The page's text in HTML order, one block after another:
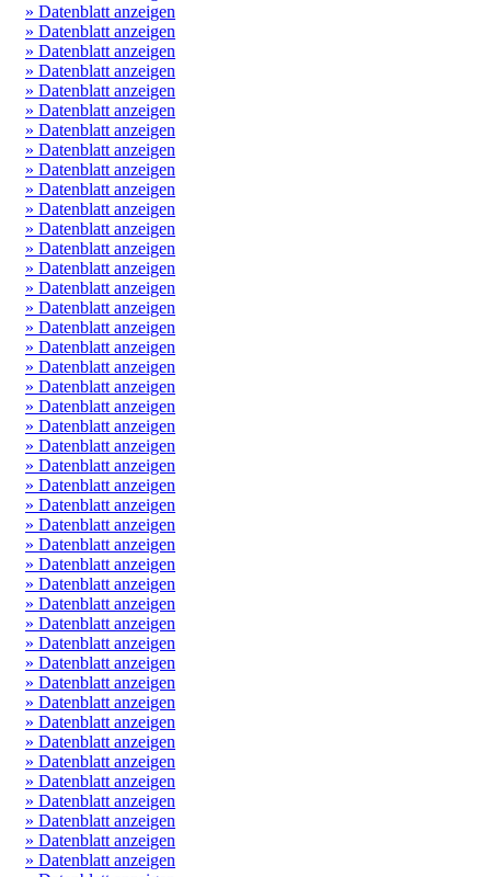
» Datenblatt anzeigen
» Datenblatt anzeigen
» Datenblatt anzeigen
» Datenblatt anzeigen
» Datenblatt anzeigen
» Datenblatt anzeigen
» Datenblatt anzeigen
» Datenblatt anzeigen
» Datenblatt anzeigen
» Datenblatt anzeigen
» Datenblatt anzeigen
» Datenblatt anzeigen
» Datenblatt anzeigen
» Datenblatt anzeigen
» Datenblatt anzeigen
» Datenblatt anzeigen
» Datenblatt anzeigen
» Datenblatt anzeigen
» Datenblatt anzeigen
» Datenblatt anzeigen
» Datenblatt anzeigen
» Datenblatt anzeigen
» Datenblatt anzeigen
» Datenblatt anzeigen
» Datenblatt anzeigen
» Datenblatt anzeigen
» Datenblatt anzeigen
» Datenblatt anzeigen
» Datenblatt anzeigen
» Datenblatt anzeigen
» Datenblatt anzeigen
» Datenblatt anzeigen
» Datenblatt anzeigen
» Datenblatt anzeigen
» Datenblatt anzeigen
» Datenblatt anzeigen
» Datenblatt anzeigen
» Datenblatt anzeigen
» Datenblatt anzeigen
» Datenblatt anzeigen
» Datenblatt anzeigen
» Datenblatt anzeigen
» Datenblatt anzeigen
» Datenblatt anzeigen